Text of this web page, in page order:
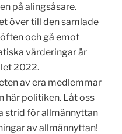
på alingsåsare.
över till den samlade
och gå emot
värderingar är
2022.
av era medlemmar
här politiken. Låt oss
strid för allmännyttan
av allmännyttan!